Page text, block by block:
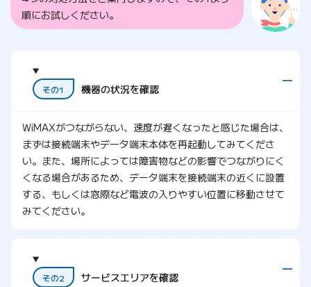
順にお試しください。
その1 機器の状況を確認
WiMAXがつながらない、速度が遅くなったと感じた場合は、
まずは接続端末やデータ端末本体を再起動してみてくださ
い。また、場所によっては障害物などの影響でつながりにく
くなる場合があるため、データ端末を接続端末の近くに設置
する、もしくは窓際など電波の入りやすい位置に移動させて
みてください。
その2 サービスエリアを確認